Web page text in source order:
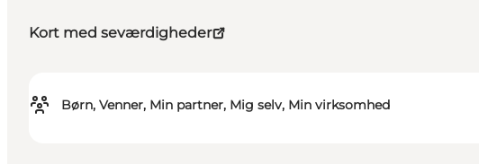
Kort med seværdigheder
Børn, Venner, Min partner, Mig selv, Min virksomhed